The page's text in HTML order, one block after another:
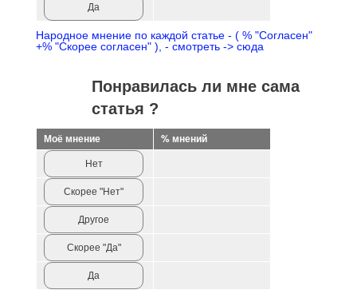
Да
Народное мнение по каждой статье - ( % "Согласен"
+% "Скорее согласен" ), - смотреть -> сюда
Понравилась ли мне сама
статья ?
Моё мнение % мнений
Нет
Скорее "Нет"
Другое
Скорее "Да"
Да